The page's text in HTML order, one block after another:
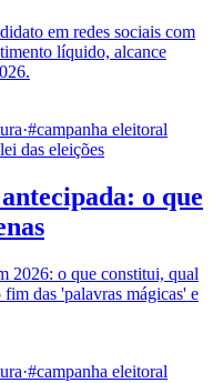
em redes sociais com
líquido, alcance
·#campanha eleitoral
lei das eleições
o que
2026: o que constitui, qual
das 'palavras mágicas' e
·#campanha eleitoral